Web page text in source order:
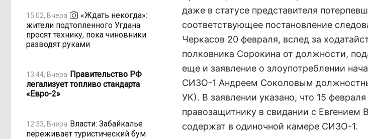
15:02, Вчера
«Ждать некогда»:
жители подтопленного Угдана
просят технику, пока чиновники
разводят руками
13:44, Вчера Правительство РФ
легализует топливо стандарта
«Евро-2»
12:33, Вчера Власти: Забайкалье
переживает туристический бум
даже в статусе представителя
соответствующее постановление
Черкасов 20 февраля, вслед за
полковника Сорокина от должности,
еще и заявление о злоупотреблении
СИЗО-1 Андреем Соколовым
УК). В заявлении указано, что 15
правозащитнику в свидании с Евгением
содержат в одиночной камере СИЗО-1.